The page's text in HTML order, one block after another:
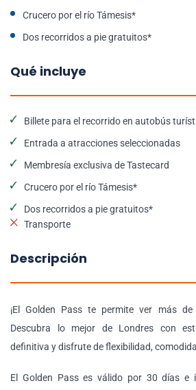
Crucero por el río Támesis*
Dos recorridos a pie gratuitos*
Qué incluye
Billete para el recorrido en autobús
Entrada a atracciones seleccionadas
Membresía exclusiva de Tastecard
Crucero por el río Támesis*
Dos recorridos a pie gratuitos*
Transporte
Descripción
¡El Golden Pass te permite ver más
Descubra lo mejor de Londres con
definitiva y disfrute de flexibilidad,
El Golden Pass es válido por 30 días e